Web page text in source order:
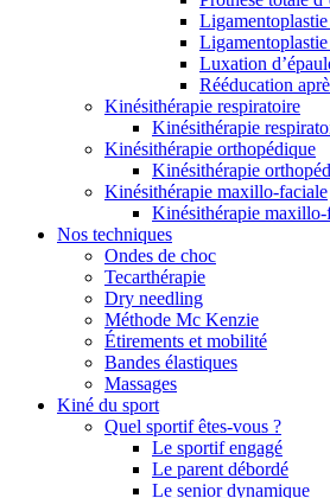
Luxation
Rééducation
Kinésithérapie respiratoire
Kinésithérapie
Kinésithérapie orthopédique
Kinésithérapie
Kinésithérapie maxillo-faciale
Kinésithérapie maxillo-
Nos techniques
Ondes de choc
Tecarthérapie
Dry needling
Méthode Mc Kenzie
Étirements et mobilité
Bandes élastiques
Massages
Kiné du sport
Quel sportif êtes-vous ?
Le sportif engagé
Le parent débordé
Le senior dynamique